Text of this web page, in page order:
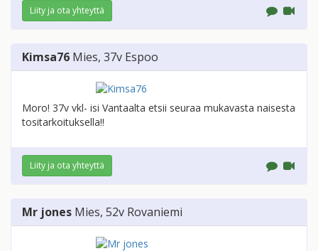
Liity ja ota yhteyttä
Kimsa76 Mies, 37v Espoo
Moro! 37v vkl- isi Vantaalta etsii seuraa mukavasta naisesta
tositarkoituksella!!
Liity ja ota yhteyttä
Mr jones Mies, 52v Rovaniemi